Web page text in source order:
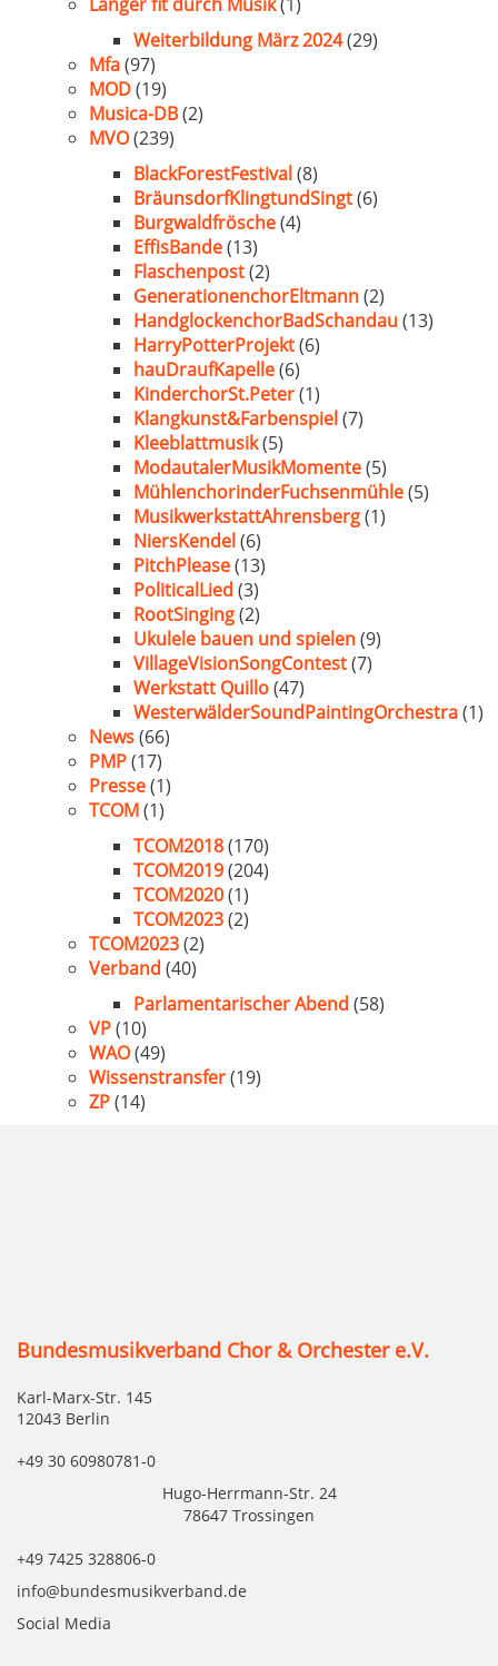
Weiterbildung März 2024(29)
Mfa(97)
MOD(19)
Musica-DB(2)
MVO(239)
BlackForestFestival(8)
BräunsdorfKlingtundSingt(6)
Burgwaldfrösche(4)
EffisBande(13)
Flaschenpost(2)
GenerationenchorEltmann(2)
HandglockenchorBadSchandau(13)
HarryPotterProjekt(6)
hauDraufKapelle(6)
KinderchorSt.Peter(1)
Klangkunst&Farbenspiel(7)
Kleeblattmusik(5)
ModautalerMusikMomente(5)
MühlenchorinderFuchsenmühle(5)
MusikwerkstattAhrensberg(1)
NiersKendel(6)
PitchPlease(13)
PoliticalLied (3)
RootSinging(2)
Ukulele bauen und spielen(9)
VillageVisionSongContest(7)
Werkstatt Quillo(47)
WesterwälderSoundPaintingOrchestra(1)
News(66)
PMP(17)
Presse(1)
TCOM(1)
TCOM2018(170)
TCOM2019(204)
TCOM2020(1)
TCOM2023(2)
TCOM2023(2)
Verband (40)
Parlamentarischer Abend (58)
VP(10)
WAO(49)
Wissenstransfer(19)
ZP(14)
Bundesmusikverband Chor & Orchester e.V.
Karl-Marx-Str. 145
12043 Berlin
+49 30 60980781-0
Hugo-Herrmann-Str. 24
78647 Trossingen
+49 7425 328806-0
info@bundesmusikverband.de
Social Media